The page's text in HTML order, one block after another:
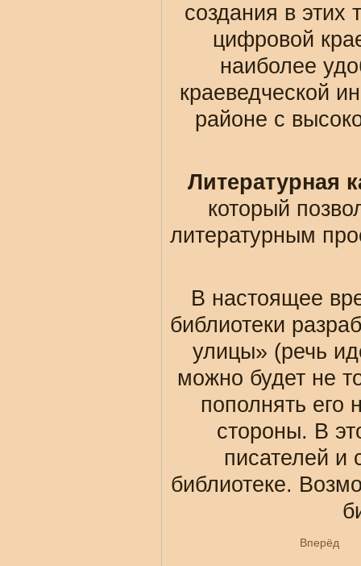
создания в этих
цифровой
наиболее
краеведческой
районе с
Литературная
который
литературным
В настоящее
библиотеки
улицы» (речь
можно будет не
пополнять
стороны. В
писателей и
библиотеке.
Вперёд